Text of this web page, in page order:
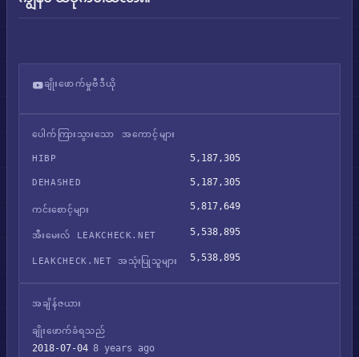
ချိုးဖောက်မှုဗီဒီယို
ပေါက်ကြားသွားသော အကောင့်များ
HIBP 5,187,305
DEHASHED 5,187,305
ကင်းစောင့်များ 5,817,649
အီးမေးလ် LEAKCHECK.NET 5,538,895
LEAKCHECK.NET အသုံးပြုသူများ 5,538,895
အချိန်ဇယား
ချိုးဖောက်ခံရသည်
2018-07-04 8 years ago